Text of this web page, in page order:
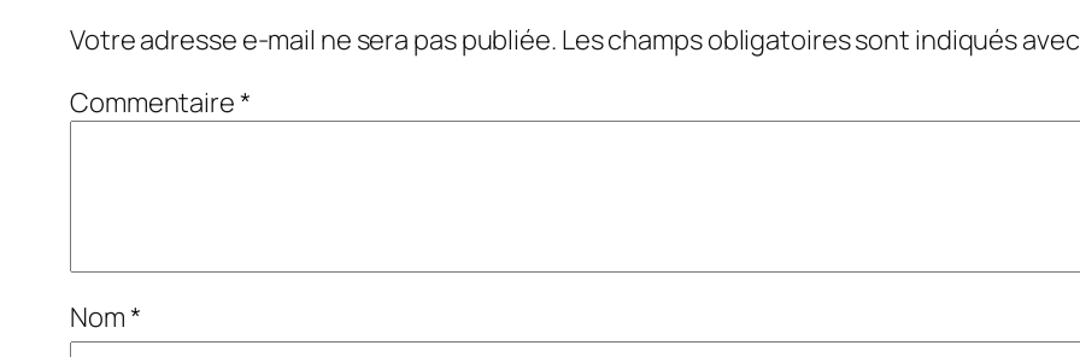
Votre adresse e-mail ne sera pas publiée. Les champs obligatoires sont indiqués
Commentaire*
Nom*